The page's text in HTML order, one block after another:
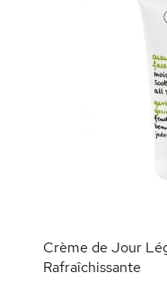
Crème de Jour
Rafraîchissante